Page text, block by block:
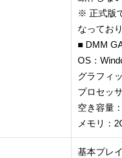
※ 正式版
なってお
■ DMM
OS：
グラフィ
プロセッ
空き容量
メモリ：
基本プレ